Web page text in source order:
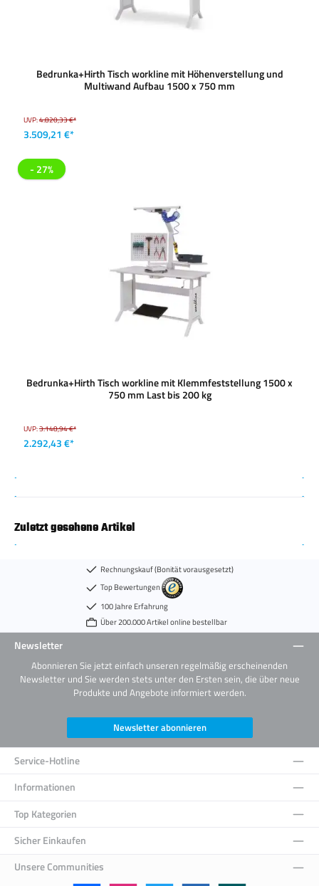
Bedrunka+Hirth Tisch workline mit Höhenverstellung und
Multiwand Aufbau 1500 x 750 mm
UVP:4.820,33 €*
3.509,21 €*
- 27%
Bedrunka+Hirth Tisch workline mit Klemmfeststellung 1500 x
750 mm Last bis 200 kg
UVP:3.148,94 €*
2.292,43 €*
Zuletzt gesehene Artikel
Rechnungskauf (Bonität vorausgesetzt)
Top Bewertungen
100 Jahre Erfahrung
Über 200.000 Artikel online bestellbar
Newsletter
Abonnieren Sie jetzt einfach unseren regelmäßig erscheinenden
Newsletter und Sie werden stets unter den Ersten sein, die über neue
Produkte und Angebote informiert werden.
Newsletter abonnieren
Service-Hotline
Informationen
Top Kategorien
Sicher Einkaufen
Unsere Communities